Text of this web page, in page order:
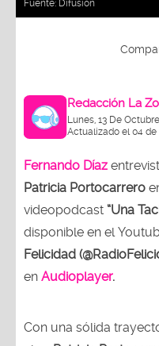
Lunes, 13 De Octubre
Actualizado el 04 de
Patricia Portocarrero
videopodcast“Una
disponible en el
Felicidad
en Audioplayer.
cine,Patricia